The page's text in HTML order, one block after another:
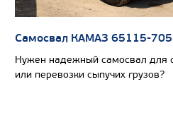
Самосвал КАМАЗ 65115-
Нужен надежный самосвал для
или перевозки сыпучих грузов?